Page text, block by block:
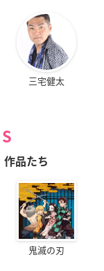
三宅健太
作品たち
鬼滅の刃